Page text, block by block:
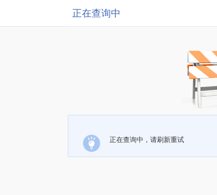
正在查询中
正在查询中，请刷新重试